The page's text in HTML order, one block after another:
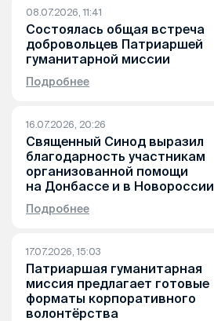
08.07.2026, 11:41
Состоялась общая встреча
добровольцев Патриаршей
гуманитарной миссии
Подробнее
16.07.2026, 20:26
Священный Синод выразил
благодарность участникам
организованной помощи
на Донбассе и в Новороссии
Подробнее
17.07.2026, 15:03
Патриаршая гуманитарная
миссия предлагает готовые
форматы корпоративного
волонтёрства